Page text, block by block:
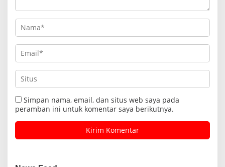
Simpan nama, email, dan situs web saya pada
peramban ini untuk komentar saya berikutnya.